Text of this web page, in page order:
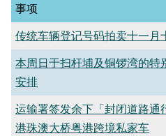
事项
传统车辆登记号码拍卖十一月
本周日于扫杆埔及铜锣湾的特
安排
运输署签发余下「封闭道路通
港珠澳大桥粤港跨境私家车